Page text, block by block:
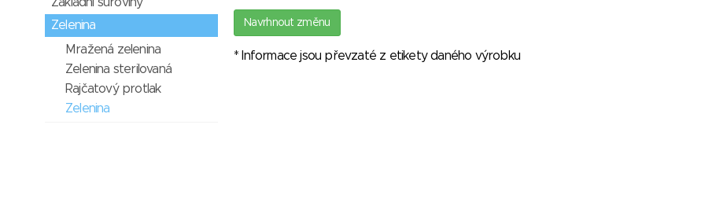
Navrhnout změnu
* Informace jsou převzaté z etikety daného výrobku
Zelenina
Mražená zelenina
Zelenina sterilovaná
Rajčatový protlak
Zelenina